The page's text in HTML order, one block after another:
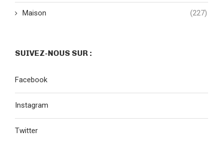
Maison (227)
SUIVEZ-NOUS SUR :
Facebook
Instagram
Twitter